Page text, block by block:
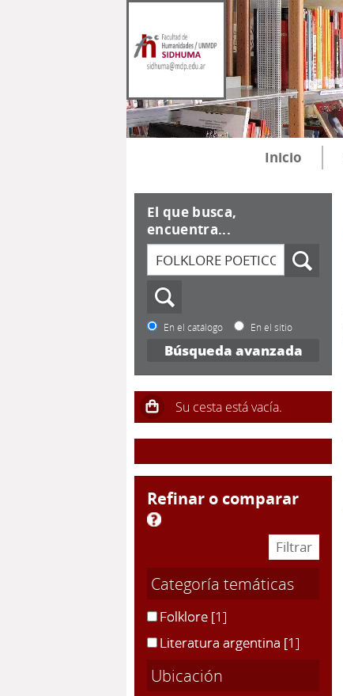
Inicio
El que busca,
encuentra...
En el catálogo En el sitio
Búsqueda avanzada
refinar o comparar
Categoría temáticas
Folklore [1]
Literatura argentina [1]
Ubicación